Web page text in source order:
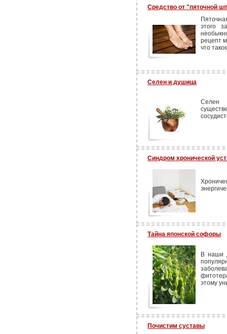
Средство от "пяточной
этого
рецепт
что
Селен и душица
Селен
Синдром хронической
Тайна японской софоры
В наши
этому
Почистим суставы